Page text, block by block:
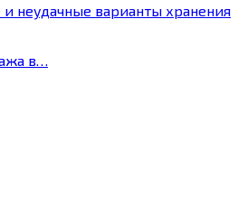
неудачные варианты хранения
в…